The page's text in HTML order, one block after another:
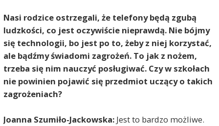
Nasi rodzice ostrzegali, że telefony będą zgubą
ludzkości, co jest oczywiście nieprawdą. Nie bójmy
się technologii, bo jest po to, żeby z niej korzystać,
ale bądźmy świadomi zagrożeń. To jak z nożem,
trzeba się nim nauczyć posługiwać. Czy w szkołach
nie powinien pojawić się przedmiot uczący o takich
zagrożeniach?
Joanna Szumiło-Jackowska: Jest to bardzo możliwe.